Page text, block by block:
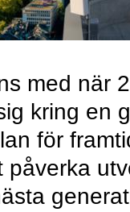
med när
kring en
för
påverka